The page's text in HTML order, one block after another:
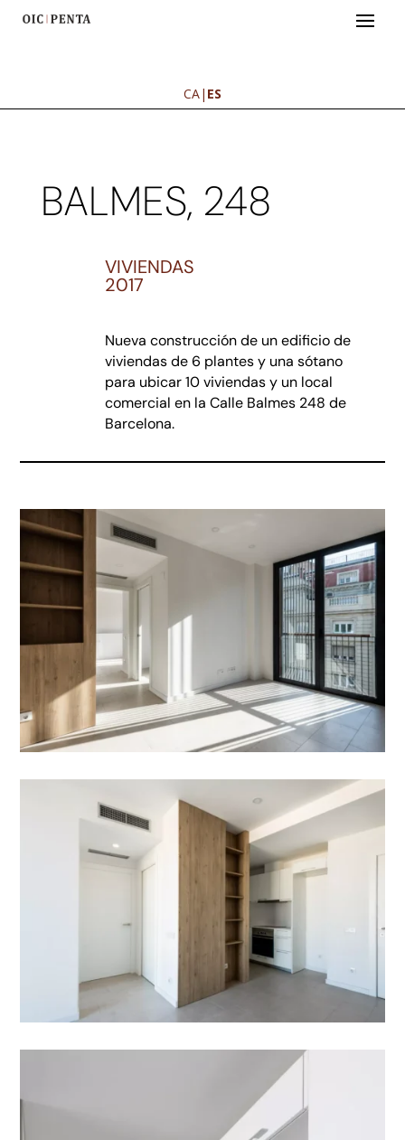
CA| ES
BALMES, 248
VIVIENDAS
2017
Nueva construcción de un edificio de
viviendas de 6 plantes y una sótano
para ubicar 10 viviendas y un local
comercial en la Calle Balmes 248 de
Barcelona.